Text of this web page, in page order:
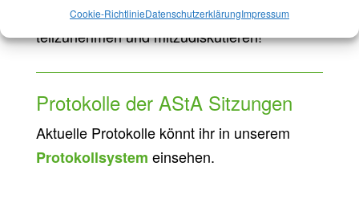
Cookie-RichtlinieDatenschutzerklärungImpressum
eingeladen an unseren Sitzungen
teilzunehmen und mitzudiskutieren!
Protokolle der AStA Sitzungen
Aktuelle Protokolle könnt ihr in unserem
Protokollsystem einsehen.